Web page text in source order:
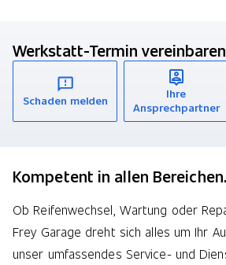
Werkstatt-Termin vereinbaren
Schaden melden
Ihre
Ansprechpartner
Kompetent in allen Bereichen.
Ob Reifenwechsel, Wartung oder
Frey Garage dreht sich alles um Ihr
unser umfassendes Service- und